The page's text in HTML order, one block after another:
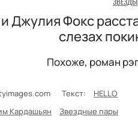
Джулия Фокс
слезах
Похоже, роман
Текст: HELLO
Кардашьян Звездные пары